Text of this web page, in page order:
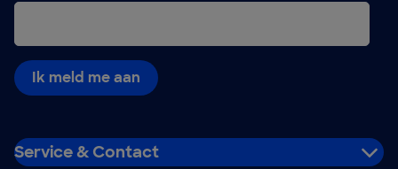
Ik meld me aan
Service & Contact